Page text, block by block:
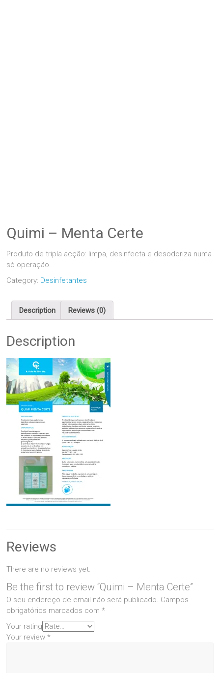
Quimi – Menta Certe
Produto de tripla acção: limpa, desinfecta e desodoriza numa
só operação.
Category: Desinfetantes
Description Reviews (0)
Description
Reviews
There are no reviews yet.
Be the first to review “Quimi – Menta Certe”
O seu endereço de email não será publicado. Campos
obrigatórios marcados com*
Your rating
Your review*